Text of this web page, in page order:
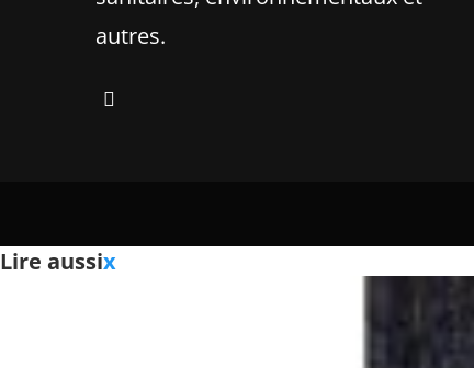
autres.
Lire aussix